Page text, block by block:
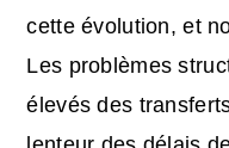
cette évolution, et
Les problèmes
élevés des